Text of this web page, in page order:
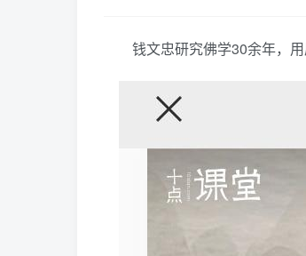
钱文忠研究佛学30余年，用